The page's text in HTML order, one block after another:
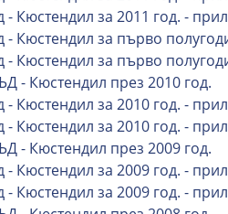
- Кюстендил за 2011 год. -
- Кюстендил за първо
- Кюстендил за първо
Кюстендил през 2010 год.
- Кюстендил за 2010 год. -
- Кюстендил за 2010 год. -
Кюстендил през 2009 год.
- Кюстендил за 2009 год. -
- Кюстендил за 2009 год. -